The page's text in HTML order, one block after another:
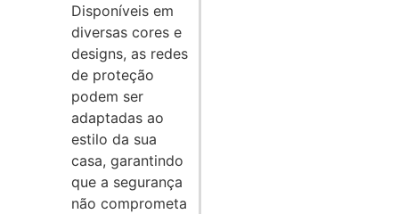
Disponíveis em
diversas cores e
designs, as redes
de proteção
podem ser
adaptadas ao
estilo da sua
casa, garantindo
que a segurança
não comprometa